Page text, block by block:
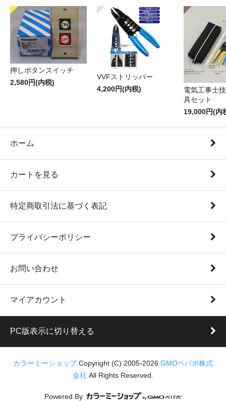
押しボタンスイッチ
2,580円(内税)
VVFストリッパー
4,200円(内税)
電気工事士
具セット
19,000円(内
ホーム
カートを見る
特定商取引法に基づく表記
プライバシーポリシー
お問い合わせ
マイアカウント
PC版表示に切り替える
カラーミーショップCopyright (C) 2005-2026 GMOペパボ株式
会社 All Rights Reserved.
Powered By